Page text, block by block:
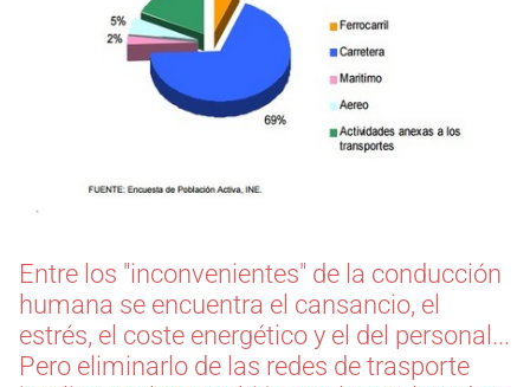
Entre los "inconvenientes" de la conducción
humana se encuentra el cansancio, el
estrés, el coste energético y el del personal...
Pero eliminarlo de las redes de trasporte